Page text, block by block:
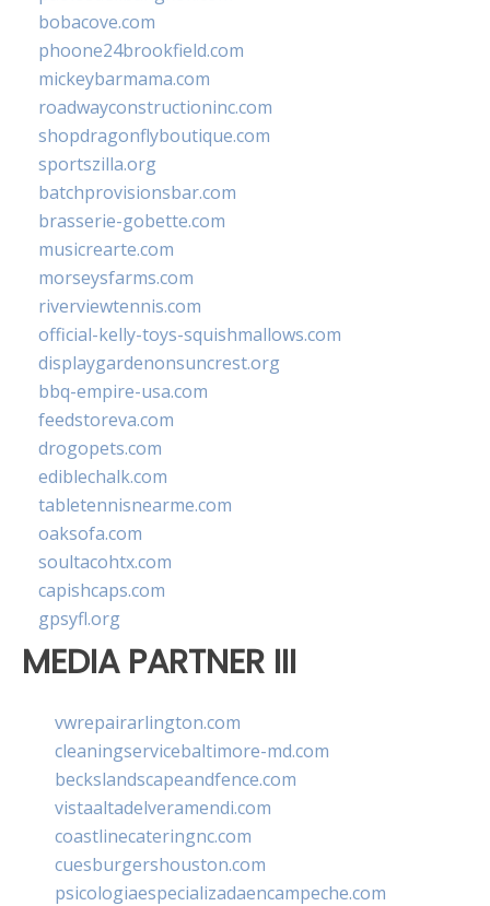
bobacove.com
phoone24brookfield.com
mickeybarmama.com
roadwayconstructioninc.com
shopdragonflyboutique.com
sportszilla.org
batchprovisionsbar.com
brasserie-gobette.com
musicrearte.com
morseysfarms.com
riverviewtennis.com
official-kelly-toys-squishmallows.com
displaygardenonsuncrest.org
bbq-empire-usa.com
feedstoreva.com
drogopets.com
ediblechalk.com
tabletennisnearme.com
oaksofa.com
soultacohtx.com
capishcaps.com
gpsyfl.org
MEDIA PARTNER III
vwrepairarlington.com
cleaningservicebaltimore-md.com
beckslandscapeandfence.com
vistaaltadelveramendi.com
coastlinecateringnc.com
cuesburgershouston.com
psicologiaespecializadaencampeche.com